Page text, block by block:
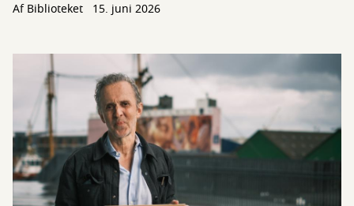
Af Biblioteket 15. juni 2026